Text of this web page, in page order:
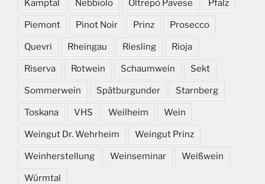
Kamptal Nebbiolo Oltrepò Pavese Pfalz
Piemont Pinot Noir Prinz Prosecco
Quevri Rheingau Riesling Rioja
Riserva Rotwein Schaumwein Sekt
Sommerwein Spätburgunder Starnberg
Toskana VHS Weilheim Wein
Weingut Dr. Wehrheim Weingut Prinz
Weinherstellung Weinseminar Weißwein
Würmtal